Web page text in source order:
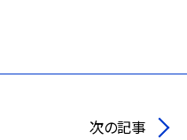
次の記事